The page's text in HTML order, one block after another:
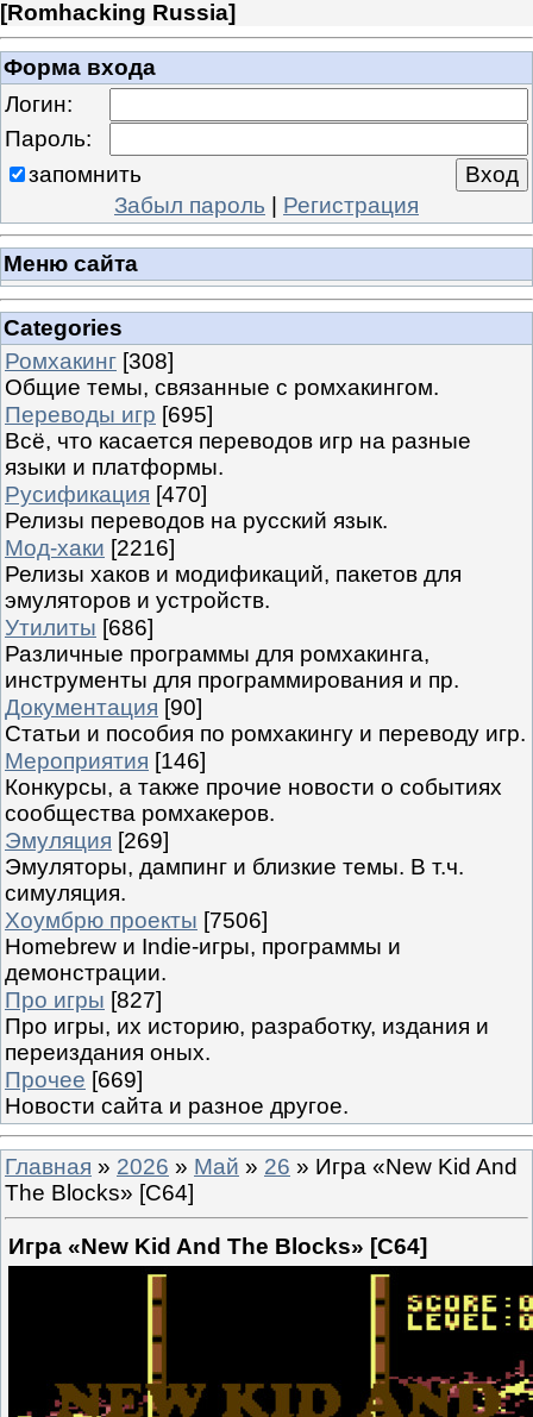
[Romhacking Russia]
Форма входа
Логин:
Пароль:
запомнить
Забыл пароль | Регистрация
Меню сайта
Categories
Ромхакинг [308]
Общие темы, связанные с ромхакингом.
Переводы игр [695]
Всё, что касается переводов игр на разные
языки и платформы.
Русификация [470]
Релизы переводов на русский язык.
Мод-хаки [2216]
Релизы хаков и модификаций, пакетов для
эмуляторов и устройств.
Утилиты [686]
Различные программы для ромхакинга,
инструменты для программирования и пр.
Документация [90]
Статьи и пособия по ромхакингу и переводу игр.
Мероприятия [146]
Конкурсы, а также прочие новости о событиях
сообщества ромхакеров.
Эмуляция [269]
Эмуляторы, дампинг и близкие темы. В т.ч.
симуляция.
Хоумбрю проекты [7506]
Homebrew и Indie-игры, программы и
демонстрации.
Про игры [827]
Про игры, их историю, разработку, издания и
переиздания оных.
Прочее [669]
Новости сайта и разное другое.
Главная » 2026 » Май » 26 » Игра «New Kid And
The Blocks» [C64]
Игра «New Kid And The Blocks» [C64]